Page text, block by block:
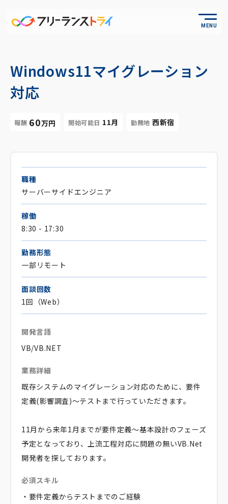
MENU
Windows11マイグレーション
対応
報酬 60万円 開始可能日 11月 勤務地 西新宿
職種
サーバーサイドエンジニア
稼働
8:30 - 17:30
勤務形態
一部リモート
面談回数
1回（Web）
開発言語
VB/VB.NET
業務詳細
既存システムのマイグレーション対応のために、要件
定義(影響調査)～テストまで行っていただきます。
11月から来年1月までが要件定義～基本設計のフェーズ
予定となっており、上流工程対応に問題の無いVB.Net
開発者を探しております。
必須スキル
・要件定義からテストまでのご経験